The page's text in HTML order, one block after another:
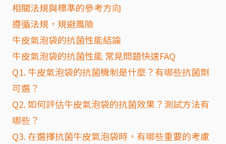
相關法規與標準的參考方向
遵循法規，規避風險
牛皮氣泡袋的抗菌性能結論
牛皮氣泡袋的抗菌性能 常見問題快速FAQ
Q1. 牛皮氣泡袋的抗菌機制是什麼？有哪些抗菌劑
可選？
Q2. 如何評估牛皮氣泡袋的抗菌效果？測試方法有
哪些？
Q3. 在選擇抗菌牛皮氣泡袋時，有哪些重要的考慮